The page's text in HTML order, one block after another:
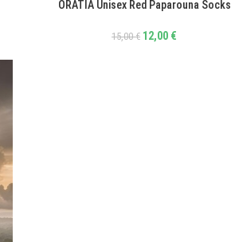
ΕΠΙΛΟΓΉORATIA Unisex Red Paparouna Socks
15,00€ 12,00 €